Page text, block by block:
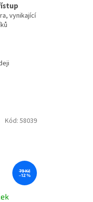
vynikající
79 Kč
–12 %
Kód: 58039